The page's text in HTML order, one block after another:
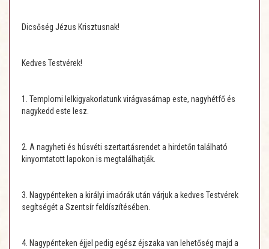
Dicsőség Jézus Krisztusnak!
Kedves Testvérek!
1. Templomi lelkigyakorlatunk virágvasárnap este, nagyhétfő és
nagykedd este lesz.
2. A nagyheti és húsvéti szertartásrendet a hirdetőn található
kinyomtatott lapokon is megtalálhatják.
3. Nagypénteken a királyi imaórák után várjuk a kedves Testvérek
segítségét a Szentsír feldíszítésében.
4. Nagypénteken éjjel pedig egész éjszaka van lehetőség majd a